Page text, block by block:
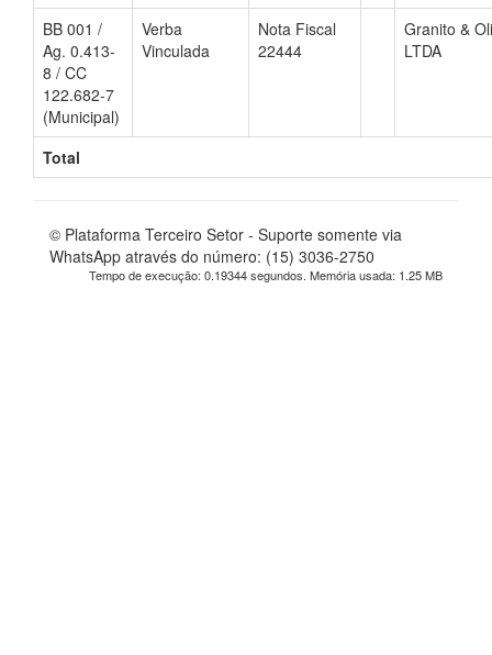
BB 001 /
Ag. 0.413-
8 / CC
122.682-7
(Municipal)
Verba
Vinculada
Nota Fiscal
22444
Granito &
LTDA
Total
© Plataforma Terceiro Setor - Suporte somente via
WhatsApp através do número: (15) 3036-2750
Tempo de execução: 0.19344 segundos. Memória usada: 1.25 MB